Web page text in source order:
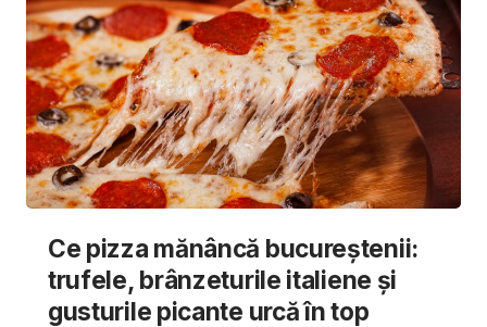
Ce pizza mănâncă bucureștenii:
trufele, brânzeturile italiene și
gusturile picante urcă în top